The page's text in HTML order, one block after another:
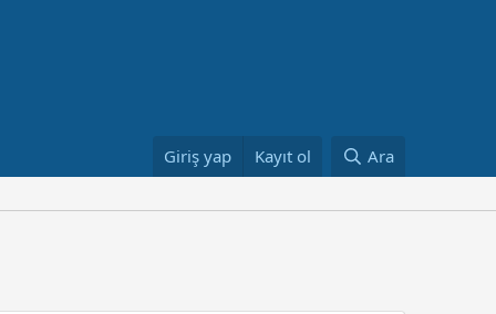
Giriş yap Kayıt ol Ara